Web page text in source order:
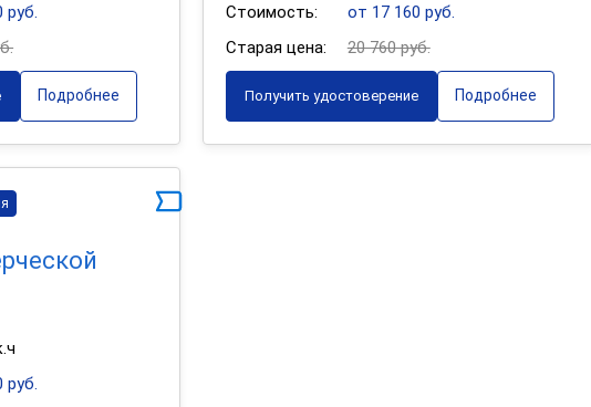
руб.
Подробнее
Стоимость:
от 17 160 руб.
Старая цена:
20 760 руб.
Получить удостоверение Подробнее
руб.